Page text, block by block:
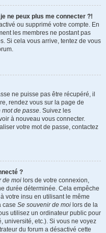
ne peux plus me connecter ?!
ou supprimé votre compte. En
les membres ne postant pas
Si cela vous arrive, tentez de vous
ne puisse pas être récupéré, il
rendez vous sur la page de
mot de passe. Suivez les
à nouveau vous connecter.
votre mot de passe, contactez
?
de moi lors de votre connexion,
durée déterminée. Cela empêche
votre insu en utilisant le même
case Se souvenir de moi lors de la
utilisez un ordinateur public pour
université, etc.). Si vous ne voyez
du forum a désactivé cette